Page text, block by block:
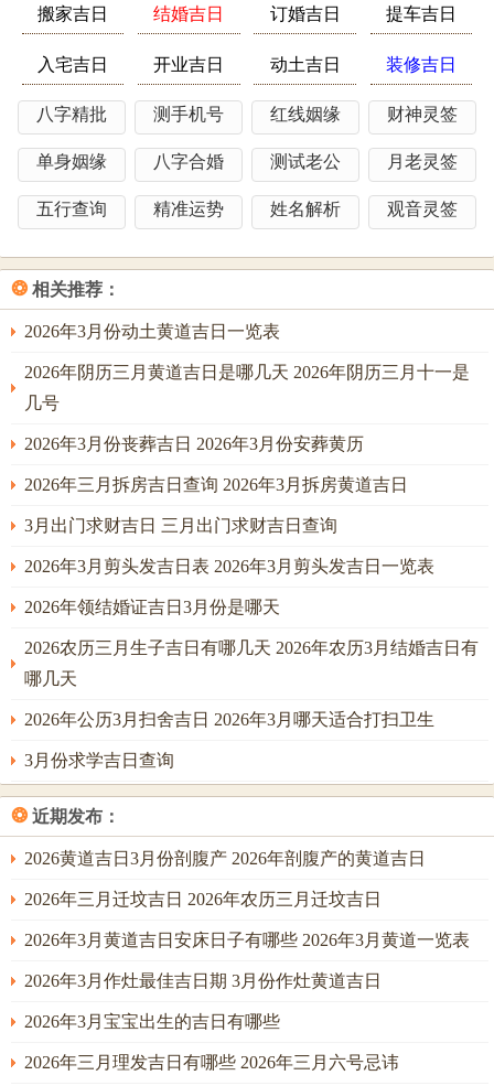
3.节气禁忌立春（2月3日）、冬至（12月21日）前后三日气
场不稳 决定性工程宜延后...
4.个人命理适配 建议提前测算家主八字、如遇“七杀”流年
者、优先选择有天月二德庇护的日期！
传统仪式与习俗
以动土仪式承载着千年文化传承，重要含有三环节：
1.祭拜土地开工前以三牲、酒、五谷供奉 -诵读“今择吉日良
辰~敬祈土地安镇，工程顺利，人宅安康”祭文。
2.破土仪式由家主执系红绸的新锄，在吉时掘开第一铲土;标
记开启新篇。
3.悬挂镇物
提升施工安全。
注意事项与禁忌
1.施工规范北方地区建议4月中旬后动工以避免冻土- 南方雨
若遇恶劣天气 -可用红伞遮盖祭坛并简化仪式~另
3.人员避忌
宜斋戒沐浴。
吉日参考同灵活调整
其实吧、家所列吉日考虑到传统历法推算~实际运用时需注
高层建筑优先选择“成日”“满日”（如5月18日、11月8日）
市政工程可采取“寅时焚香、辰时动土”平衡效率同传统
突发的情况可咨询专业风水师调整方法
值此乙巳年新居营造之际,愿每位建设者都能顺天应时借吉日
搬家吉日
结婚吉日 订婚吉日 提车吉日
入宅吉日 开业吉日 动土吉日 装修吉日
八字精批 测手机号 红线姻缘 财神灵签
单身姻缘 八字合婚 测试老公 月老灵签
五行查询 精准运势 姓名解析 观音灵签
❂ 相关推荐：
2026年3月份动土黄道吉日一览表
2026年阴历三月黄道吉日是哪几天 2026年阴历三月十一是
几号
2026年3月份丧葬吉日 2026年3月份安葬黄历
2026年三月拆房吉日查询 2026年3月拆房黄道吉日
3月出门求财吉日 三月出门求财吉日查询
2026年3月剪头发吉日表 2026年3月剪头发吉日一览表
2026年领结婚证吉日3月份是哪天
2026农历三月生子吉日有哪几天 2026年农历3月结婚吉日有
哪几天
2026年公历3月扫舍吉日 2026年3月哪天适合打扫卫生
3月份求学吉日查询
❂ 近期发布：
2026黄道吉日3月份剖腹产 2026年剖腹产的黄道吉日
2026年三月迁坟吉日 2026年农历三月迁坟吉日
2026年3月黄道吉日安床日子有哪些 2026年3月黄道一览表
2026年3月作灶最佳吉日期 3月份作灶黄道吉日
2026年3月宝宝出生的吉日有哪些
2026年三月理发吉日有哪些 2026年三月六号忌讳